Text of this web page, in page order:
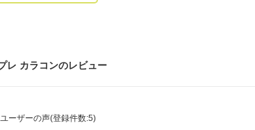
レ カラコンのレビュー
ーザーの声(登録件数:5)